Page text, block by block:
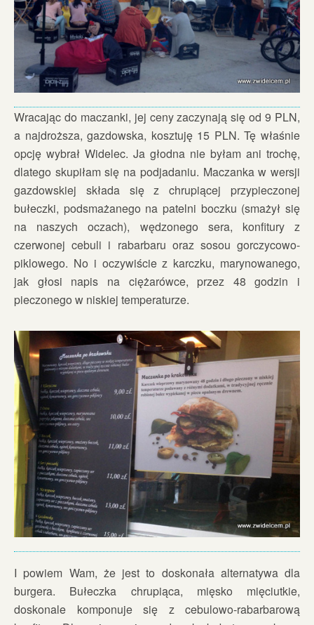
Wracając do maczanki, jej ceny zaczynają się od 9 PLN,
a najdroższa, gazdowska, kosztuję 15 PLN. Tę właśnie
opcję wybrał Widelec. Ja głodna nie byłam ani trochę,
dlatego skupiłam się na podjadaniu. Maczanka w wersji
gazdowskiej składa się z chrupiącej przypieczonej
bułeczki, podsmażanego na patelni boczku (smażył się
na naszych oczach), wędzonego sera, konfitury z
czerwonej cebuli i rabarbaru oraz sosou gorczycowo-
piklowego. No i oczywiście z karczku, marynowanego,
jak głosi napis na ciężarówce, przez 48 godzin i
pieczonego w niskiej temperaturze.
I powiem Wam, że jest to doskonała alternatywa dla
burgera. Bułeczka chrupiąca, mięsko mięciutkie,
doskonale komponuje się z cebulowo-rabarbarową